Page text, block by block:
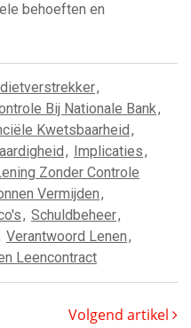
behoeften en
,
Bij Nationale Bank,
Kwetsbaarheid,
, Implicaties,
Zonder Controle
Vermijden,
, Schuldbeheer,
Verantwoord Lenen,
Leencontract
Volgend artikel